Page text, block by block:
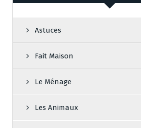
Astuces
Fait Maison
Le Ménage
Les Animaux